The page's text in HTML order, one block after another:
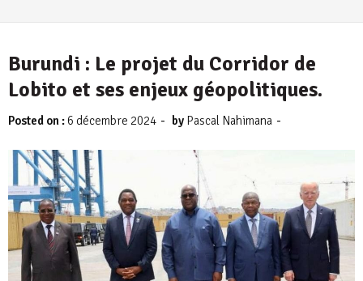
Burundi : Le projet du Corridor de
Lobito et ses enjeux géopolitiques.
Posted on :6 décembre 2024 - by Pascal Nahimana -